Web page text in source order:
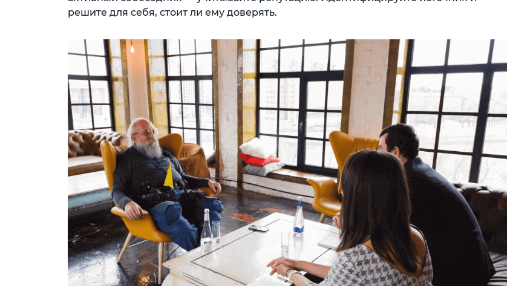
решите для себя, стоит ли ему доверять.